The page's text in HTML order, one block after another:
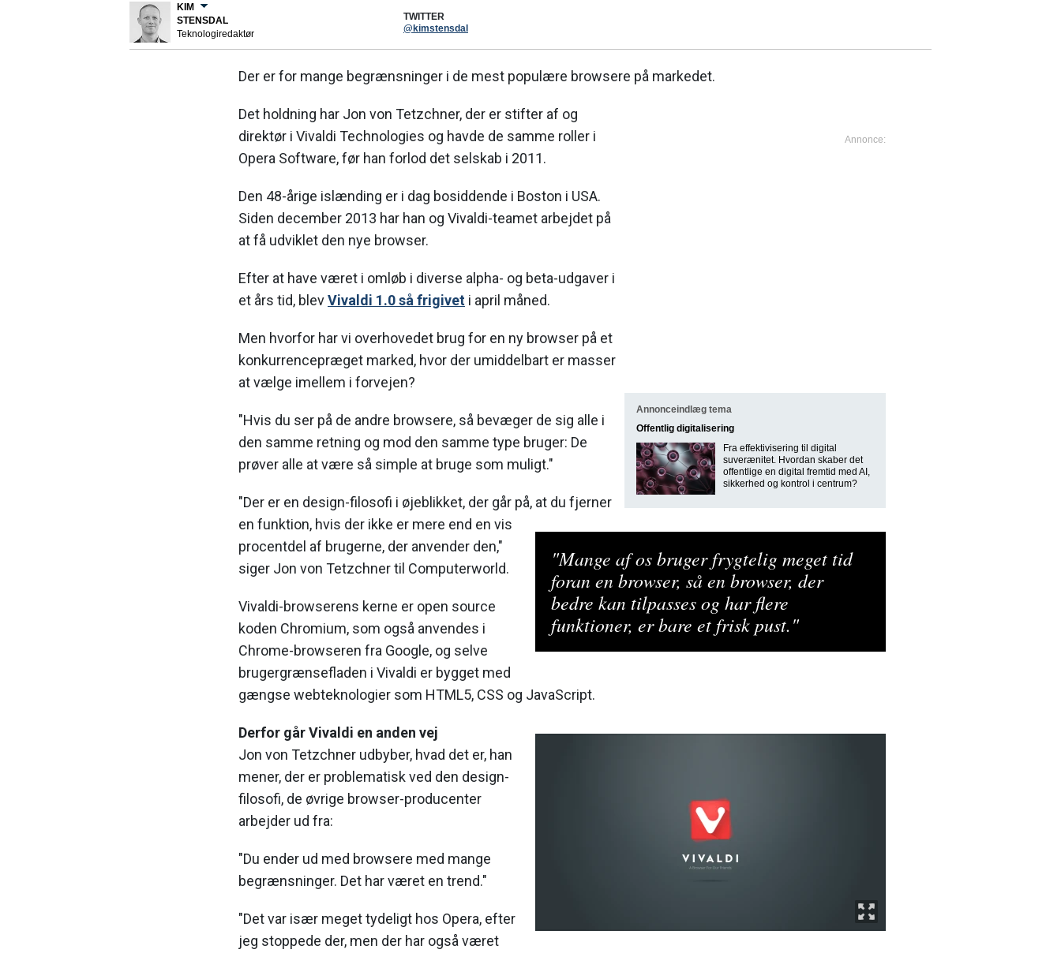
KIM
STENSDAL
Teknologiredaktør
TWITTER
@kimstensdal
Annonceindlæg tema
Offentlig digitalisering
Fra effektivisering til digital
suverænitet. Hvordan skaber det
offentlige en digital fremtid med AI,
sikkerhed og kontrol i centrum?
"Mange af os bruger frygtelig meget tid
foran en browser, så en browser, der
bedre kan tilpasses og har flere
funktioner, er bare et frisk pust."
Der er for mange begrænsninger i de mest populære browsere på markedet.
Det holdning har Jon von Tetzchner, der er stifter af og
direktør i Vivaldi Technologies og havde de samme roller i
Opera Software, før han forlod det selskab i 2011.
Den 48-årige islænding er i dag bosiddende i Boston i USA.
Siden december 2013 har han og Vivaldi-teamet arbejdet på
at få udviklet den nye browser.
Efter at have været i omløb i diverse alpha- og beta-udgaver i
et års tid, blevVivaldi 1.0 så frigivet i april måned.
Men hvorfor har vi overhovedet brug for en ny browser på et
konkurrencepræget marked, hvor der umiddelbart er masser
at vælge imellem i forvejen?
"Hvis du ser på de andre browsere, så bevæger de sig alle i
den samme retning og mod den samme type bruger: De
prøver alle at være så simple at bruge som muligt."
"Der er en design-filosofi i øjeblikket, der går på, at du fjerner
en funktion, hvis der ikke er mere end en vis
procentdel af brugerne, der anvender den,"
siger Jon von Tetzchner til Computerworld.
Vivaldi-browserens kerne er open source
koden Chromium, som også anvendes i
Chrome-browseren fra Google, og selve
brugergrænsefladen i Vivaldi er bygget med
gængse webteknologier som HTML5, CSS og JavaScript.
Derfor går Vivaldi en anden vej
Jon von Tetzchner udbyber, hvad det er, han
mener, der er problematisk ved den design-
filosofi, de øvrige browser-producenter
arbejder ud fra:
"Du ender ud med browsere med mange
begrænsninger. Det har været en trend."
"Det var især meget tydeligt hos Opera, efter
jeg stoppede der, men der har også været